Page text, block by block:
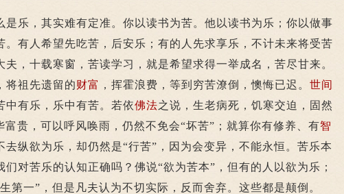
乐，其实难有定准。你以读书为苦。他以读书为乐；你以做事
。有人希望先吃苦，后安乐；有的人先求享乐，不计未来将受苦
夫，十载寒窗，苦读学习，就是希望求得一举成名，苦尽甘来。
将祖先遗留的财富 ，挥霍浪费，等到穷苦潦倒，懊悔已迟。 世间
中有乐，乐中有苦。若依佛法之说，生老病死，饥寒交迫，固然
富贵，可以呼风唤雨，仍然不免会“坏苦”；就算你有修养、有智
去纵欲为乐，却仍然是“行苦”，因为会变异，不能永恒。苦乐本
们对苦乐的认知正确吗？佛说“欲为苦本”，但有的人以欲为乐；
生第一”，但是凡夫认为不切实际，反而舍弃。这些都是颠倒。